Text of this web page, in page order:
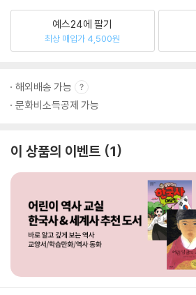
예스24에 팔기
최상 매입가 4,500원
해외배송 가능
문화비소득공제 가능
이 상품의 이벤트 1